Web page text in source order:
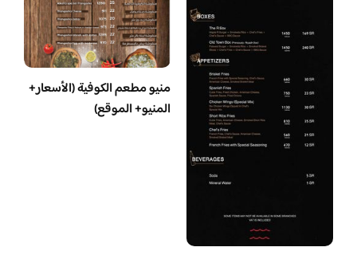
منيو مطعم الكوفية (الأسعار+
المنيو+ الموقع)